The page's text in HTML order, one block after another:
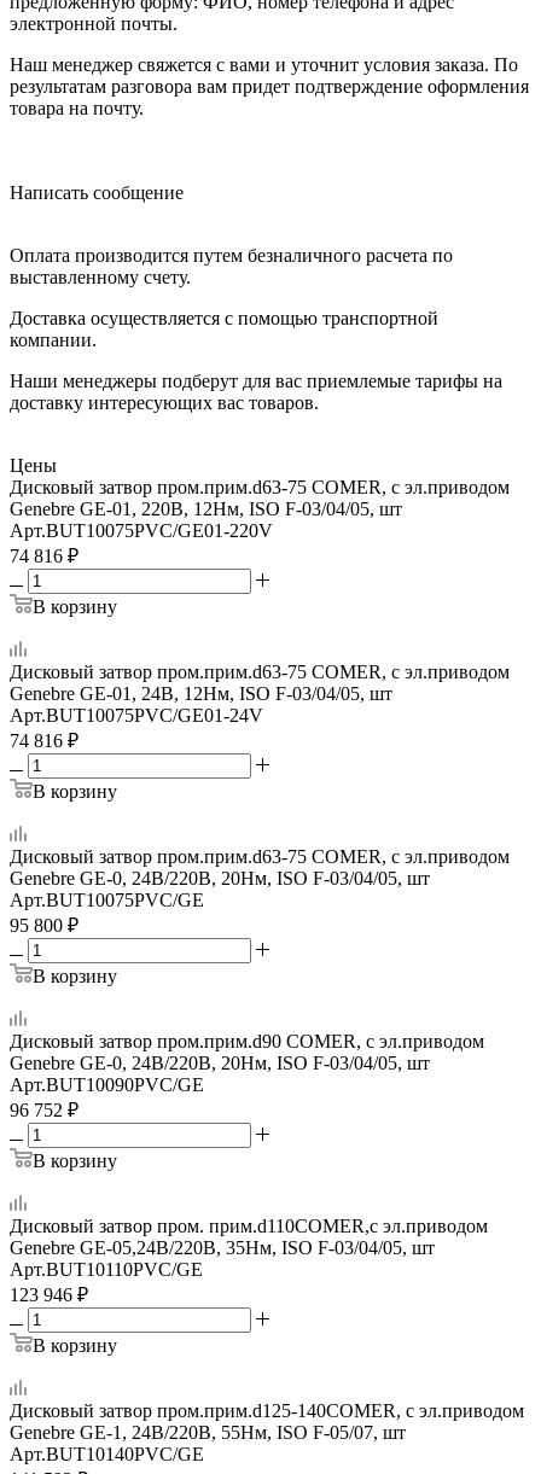
электронной почты.
Наш менеджер свяжется с вами и уточнит условия заказа. По
результатам разговора вам придет подтверждение оформления
товара на почту.
Написать сообщение
Оплата производится путем безналичного расчета по
выставленному счету.
Доставка осуществляется с помощью транспортной
компании.
Наши менеджеры подберут для вас приемлемые тарифы на
доставку интересующих вас товаров.
Цены
Дисковый затвор пром.прим.d63-75 COMER, с эл.приводом
Genebre GE-01, 220В, 12Нм, ISO F-03/04/05, шт
Арт.BUT10075PVC/GE01-220V
74 816 ₽
В корзину
Дисковый затвор пром.прим.d63-75 COMER, с эл.приводом
Genebre GE-01, 24В, 12Нм, ISO F-03/04/05, шт
Арт.BUT10075PVC/GE01-24V
74 816 ₽
В корзину
Дисковый затвор пром.прим.d63-75 COMER, с эл.приводом
Genebre GE-0, 24В/220В, 20Нм, ISO F-03/04/05, шт
Арт.BUT10075PVC/GE
95 800 ₽
В корзину
Дисковый затвор пром.прим.d90 COMER, с эл.приводом
Genebre GE-0, 24В/220В, 20Нм, ISO F-03/04/05, шт
Арт.BUT10090PVC/GE
96 752 ₽
В корзину
Дисковый затвор пром. прим.d110COMER,с эл.приводом
Genebre GE-05,24В/220В, 35Нм, ISO F-03/04/05, шт
Арт.BUT10110PVC/GE
123 946 ₽
В корзину
Дисковый затвор пром.прим.d125-140COMER, с эл.приводом
Genebre GE-1, 24В/220В, 55Нм, ISO F-05/07, шт
Арт.BUT10140PVC/GE